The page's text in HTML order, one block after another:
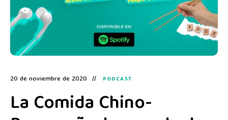
20 de noviembre de 2020 PODCAST
La Comida Chino-